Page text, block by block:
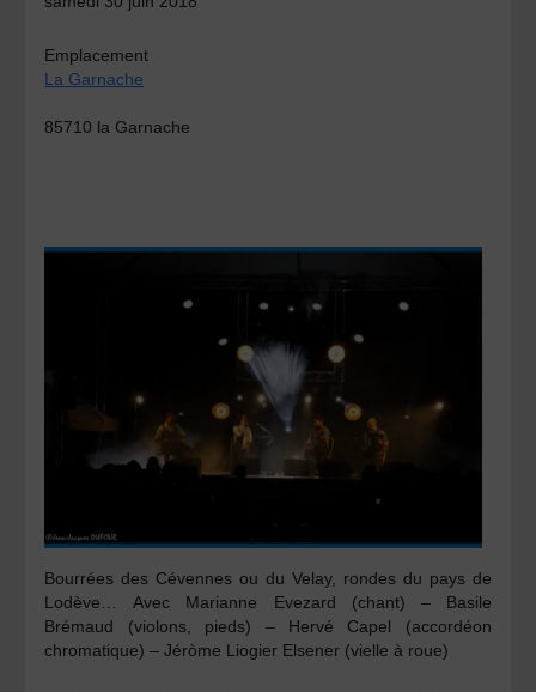
Emplacement
La Garnache
85710 la Garnache
Bourrées des Cévennes ou du Velay, rondes du pays de
Lodève…
Avec Marianne Evezard (chant) – Basile
Brémaud (violons, pieds) – Hervé Capel (accordéon
chromatique) –Jéròme Liogier Elsener (vielle à roue)